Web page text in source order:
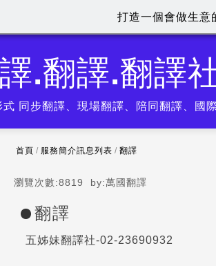
.翻譯.翻譯
同步翻譯、現場翻譯、陪同翻譯、國
首頁 / 服務簡介訊息列表 / 翻譯
瀏覽次數:8819 by:萬國翻譯
翻譯
五姊妹翻譯社-02-23690932
打造一個會做生意